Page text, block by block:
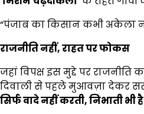
“पंजाब का किसान कभी अकेला
राजनीति नहीं,राहत पर फोकस
जहां विपक्ष इस मुद्दे पर
दिवाली से पहले मुआवज़ा देकर
सिर्फ वादे नहीं करती,निभाती भी